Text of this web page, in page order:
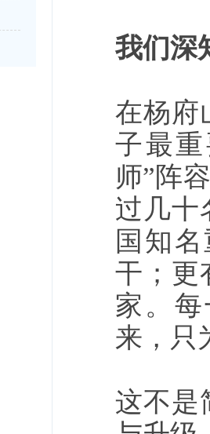
我们深
在杨府
子最
师”阵
过几十
国知
干；更
家。
来，只
这不是